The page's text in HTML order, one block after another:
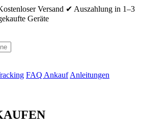
Versand ✔ Auszahlung in 1–3
Geräte
FAQ Ankauf Anleitungen